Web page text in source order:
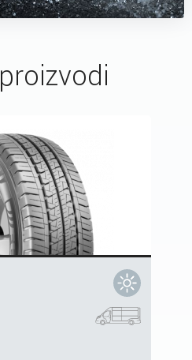
proizvodi